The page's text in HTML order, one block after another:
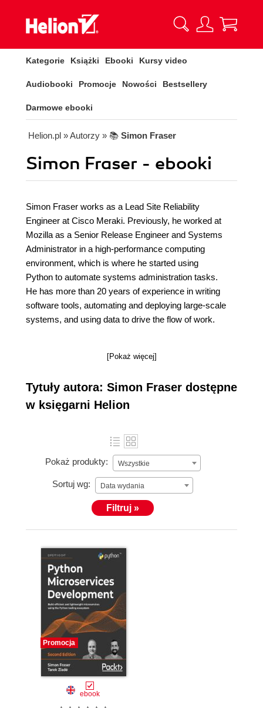
Kategorie Książki Ebooki Kursy video
Audiobooki Promocje Nowości Bestsellery
Darmowe ebooki
Helion.pl » Autorzy » 📚 Simon Fraser
Simon Fraser - ebooki
Simon Fraser works as a Lead Site Reliability
Engineer at Cisco Meraki. Previously, he worked at
Mozilla as a Senior Release Engineer and Systems
Administrator in a high-performance computing
environment, which is where he started using
Python to automate systems administration tasks.
He has more than 20 years of experience in writing
software tools, automating and deploying large-scale
systems, and using data to drive the flow of work.
[Pokaż więcej]
Tytuły autora: Simon Fraser dostępne
w księgarni Helion
Pokaż produkty: Wszystkie
Sortuj wg: Data wydania
Filtruj »
Promocja
ebook